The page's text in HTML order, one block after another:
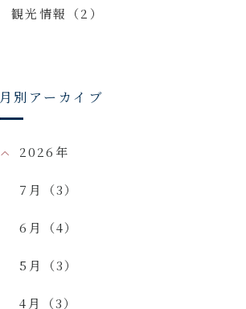
観光情報（2）
月別アーカイブ
2026年
7月（3）
6月（4）
5月（3）
4月（3）